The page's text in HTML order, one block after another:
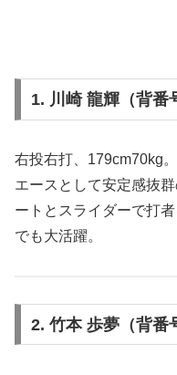
1. 川崎 龍輝（背番
右投右打、179cm70kg
エースとして安定感抜
ートとスライダーで打
でも大活躍。
2. 竹本 歩夢（背番